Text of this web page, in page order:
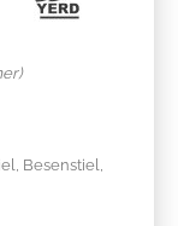
Besenstiel,